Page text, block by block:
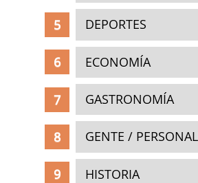
DEPORTES
ECONOMÍA
GASTRONOMÍA
GENTE /
HISTORIA